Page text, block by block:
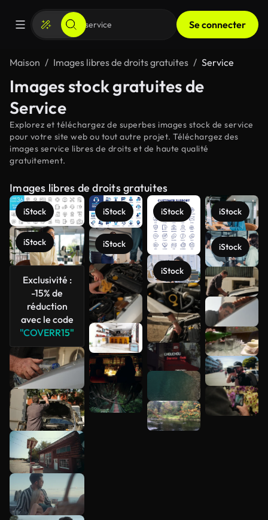
Se connecter
Maison Images libres de droits gratuites Service
Images stock gratuites de
Service
Explorez et téléchargez de superbes images stock de service
pour votre site web ou tout autre projet. Téléchargez des
images service libres de droits et de haute qualité
gratuitement.
Images libres de droits gratuites
iStock
iStock
Exclusivité :
-15% de
réduction
avec le code
"COVERR15"
iStock
iStock
iStock
iStock
iStock
iStock
Voir plus